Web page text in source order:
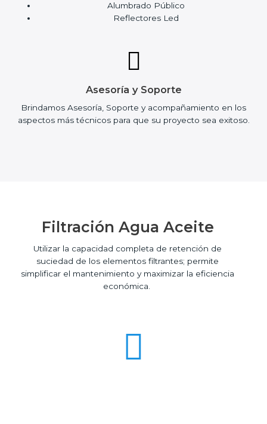
Alumbrado Público
Reflectores Led
Asesoría y Soporte
Brindamos Asesoría, Soporte y acompañamiento en los
aspectos más técnicos para que su proyecto sea exitoso.
Filtración Agua Aceite
Utilizar la capacidad completa de retención de
suciedad de los elementos filtrantes; permite
simplificar el mantenimiento y maximizar la eficiencia
económica.